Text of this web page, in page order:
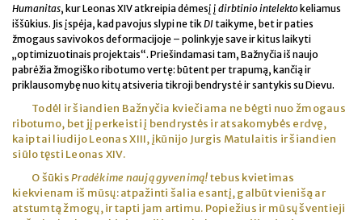
Humanitas, kur Leonas XIV atkreipia dėmesį į dirbtinio intelektokeliamus
iššūkius. Jis įspėja, kad pavojus slypi ne tik DItaikyme, bet ir paties
žmogaus savivokos deformacijoje – polinkyje save ir kitus laikyti
„optimizuotinais projektais“. Priešindamasi tam, Bažnyčia iš naujo
pabrėžia žmogiško ribotumo vertę: būtent per trapumą, kančią ir
priklausomybę nuo kitų atsiveria tikroji bendrystė ir santykis su Dievu.
Todėl ir šiandien Bažnyčia kviečiama ne bėgti nuo žmogaus
ribotumo, bet jį perkeisti į bendrystės ir atsakomybės erdvę,
kaip tai liudijo Leonas XIII, įkūnijo Jurgis Matulaitis ir šiandien
siūlo tęsti Leonas XIV.
O šūkisPradėkime naują gyvenimą!tebus kvietimas
kiekvienam iš mūsų: atpažinti šalia esantį, galbūt vienišą ar
atstumtą žmogų, ir tapti jam artimu. Popiežius ir mūsų šventieji